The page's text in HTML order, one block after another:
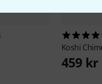
Koshi
459 kr